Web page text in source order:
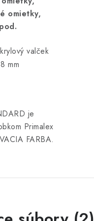
omietky,
valček
mm
je
Primalex
FARBA.